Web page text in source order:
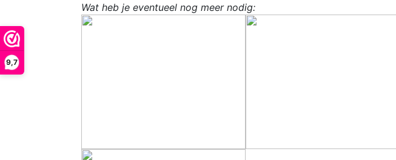
9,7
Wat heb je eventueel nog meer nodig: